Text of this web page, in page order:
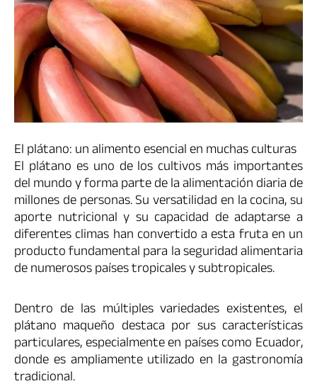
El plátano: un alimento esencial en muchas culturas
El plátano es uno de los cultivos más importantes
del mundo y forma parte de la alimentación diaria de
millones de personas. Su versatilidad en la cocina, su
aporte nutricional y su capacidad de adaptarse a
diferentes climas han convertido a esta fruta en un
producto fundamental para la seguridad alimentaria
de numerosos países tropicales y subtropicales.
Dentro de las múltiples variedades existentes, el
plátano maqueño destaca por sus características
particulares, especialmente en países como Ecuador,
donde es ampliamente utilizado en la gastronomía
tradicional.